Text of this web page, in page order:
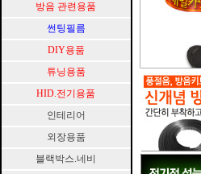
방음 관련용품
썬팅필름
DIY용품
튜닝용품
HID.전기용품
인테리어
외장용품
블랙박스.네비